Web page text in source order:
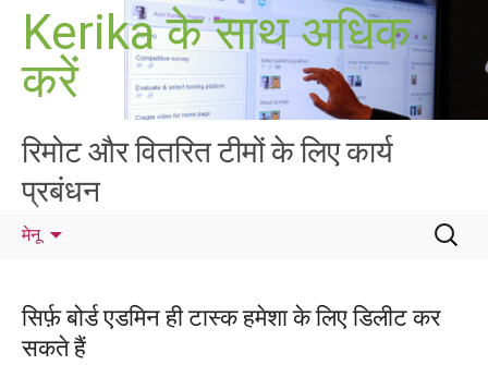
सामग्री
जाएं
Kerika के साथ अधिक
करें
रिमोट और वितरित टीमों के लिए कार्य
प्रबंधन
मेनू
निम्न
को
सिर्फ़ बोर्ड एडमिन ही टास्क हमेशा के लिए डिलीट कर
सकते हैं